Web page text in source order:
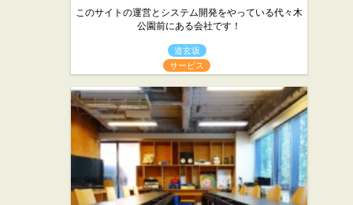
このサイトの運営とシステム開発をやっている代々木
公園前にある会社です！
道玄坂
サービス